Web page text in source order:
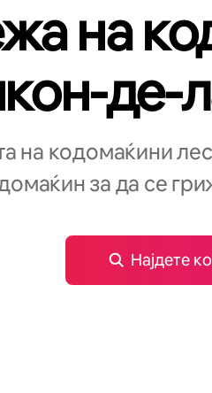
на
де-
на кодомаќини
за да се
Најдете